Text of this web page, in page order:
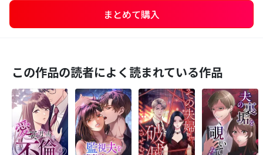
まとめて購入
この作品の読者によく読まれている作品